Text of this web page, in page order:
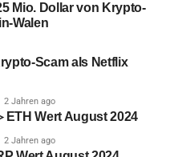
Mio. Dollar von Krypto-
Walen
Scam als Netflix
2 Jahren ago
ETH Wert August 2024
2 Jahren ago